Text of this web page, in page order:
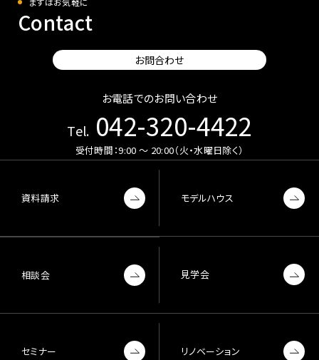
Contact
お問合わせ
お電話でのお問い合わせ
Tel. 042-320-4422
受付時間：9:00 〜 20:00（火・水曜日除く）
資料請求 モデルハウス
相談会 見学会
セミナー リノベーション